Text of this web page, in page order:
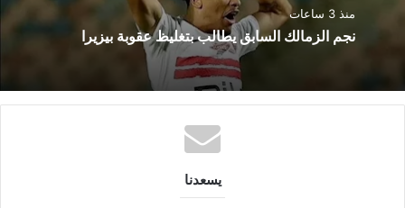
منذ 3 ساعات
نجم الزمالك السابق يطالب بتغليظ عقوبة بيزيرا
يسعدنا